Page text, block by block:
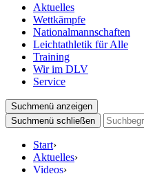
Aktuelles
Wettkämpfe
Nationalmannschaften
Leichtathletik für Alle
Training
Wir im DLV
Service
Suchmenü anzeigen
Suchmenü schließen
Start›
Aktuelles›
Videos›